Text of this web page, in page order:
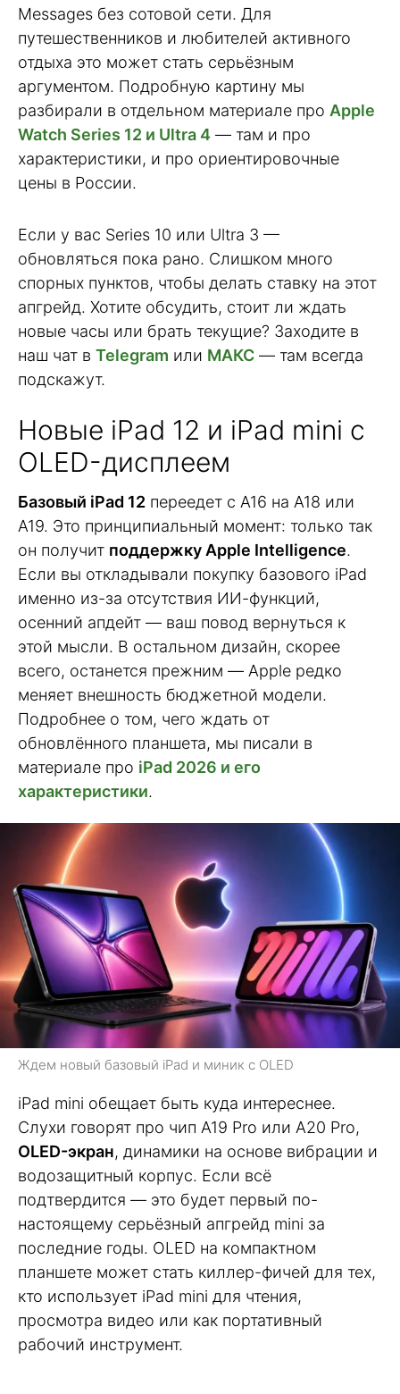
Messages без сотовой сети. Для
путешественников и любителей активного
отдыха это может стать серьёзным
аргументом. Подробную картину мы
разбирали в отдельном материале про Apple
Watch Series 12 и Ultra 4 — там и про
характеристики, и про ориентировочные
цены в России.
Если у вас Series 10 или Ultra 3 —
обновляться пока рано. Слишком много
спорных пунктов, чтобы делать ставку на этот
апгрейд. Хотите обсудить, стоит ли ждать
новые часы или брать текущие? Заходите в
наш чат в Telegram или МАКС — там всегда
подскажут.
Новые iPad 12 и iPad mini с
OLED-дисплеем
Базовый iPad 12 переедет с A16 на A18 или
A19. Это принципиальный момент: только так
он получит поддержку Apple Intelligence.
Если вы откладывали покупку базового iPad
именно из-за отсутствия ИИ-функций,
осенний апдейт — ваш повод вернуться к
этой мысли. В остальном дизайн, скорее
всего, останется прежним — Apple редко
меняет внешность бюджетной модели.
Подробнее о том, чего ждать от
обновлённого планшета, мы писали в
материале про iPad 2026 и его
характеристики.
Ждем новый базовый iPad и миник с OLED
iPad mini обещает быть куда интереснее.
Слухи говорят про чип A19 Pro или A20 Pro,
OLED-экран, динамики на основе вибрации и
водозащитный корпус. Если всё
подтвердится — это будет первый по-
настоящему серьёзный апгрейд mini за
последние годы. OLED на компактном
планшете может стать киллер-фичей для тех,
кто использует iPad mini для чтения,
просмотра видео или как портативный
рабочий инструмент.